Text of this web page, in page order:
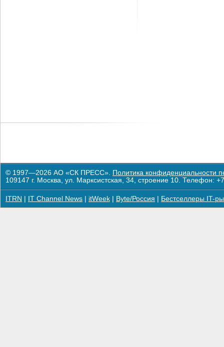
© 1997—2026 АО «СК ПРЕСС». Политика конфиденциальности
109147 г. Москва, ул. Марксистская, 34, строение 10. Телефон:
ITRN IT Channel News itWeek Byte/Россия Бестселлеры IT-